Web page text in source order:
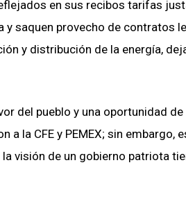
en sus recibos tarifas
saquen provecho de contratos
y distribución de la energía,
del pueblo y una oportunidad
la CFE y PEMEX; sin embargo,
visión de un gobierno patriota